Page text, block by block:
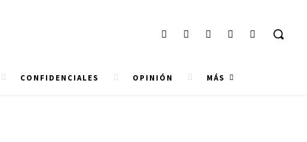
CONFIDENCIALES OPINIÓN MÁS